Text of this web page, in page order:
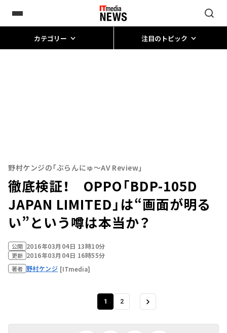
カテゴリー 注目のトピック
野村ケンジの「ぶらんにゅ～AV Review」
徹底検証！ OPPO「BDP-105D
JAPAN LIMITED」は“画面が明る
い”という噂は本当か？
公開 2016年03月04日 13時10分
更新 2016年03月04日 16時55分
著者 野村ケンジ [ITmedia]
1 2